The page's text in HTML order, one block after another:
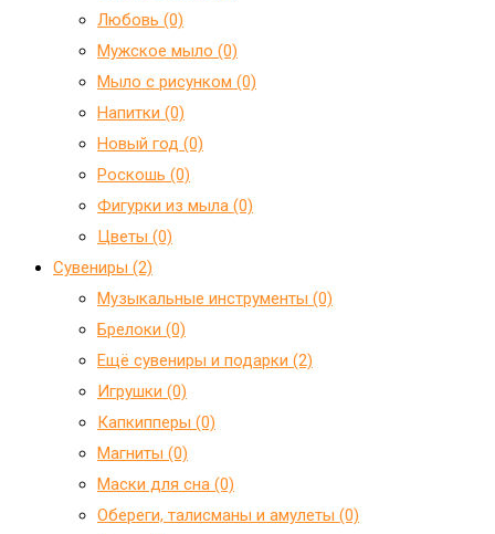
Любовь (0)
Мужское мыло (0)
Мыло с рисунком (0)
Напитки (0)
Новый год (0)
Роскошь (0)
Фигурки из мыла (0)
Цветы (0)
Сувениры (2)
Mузыкальные инструменты (0)
Брелоки (0)
Ещё сувениры и подарки (2)
Игрушки (0)
Капкипперы (0)
Магниты (0)
Маски для сна (0)
Обереги, талисманы и амулеты (0)